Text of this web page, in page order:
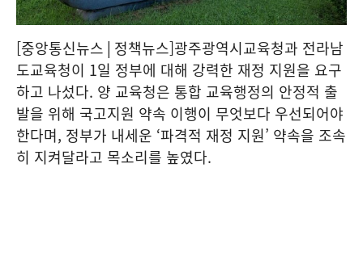
[중앙통신뉴스│정책뉴스]광주광역시교육청과 전라남
도교육청이 1일 정부에 대해 강력한 재정 지원을 요구
하고 나섰다. 양 교육청은 통합 교육행정의 안정적 출
발을 위해 국고지원 약속 이행이 무엇보다 우선되어야
한다며, 정부가 내세운 ‘파격적 재정 지원’ 약속을 조속
히 지켜달라고 목소리를 높였다.